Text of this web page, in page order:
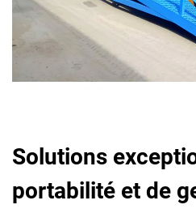
Solutions
portabilité et de